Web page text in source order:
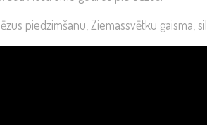
piedzimšanu, Ziemassvētku gaisma,